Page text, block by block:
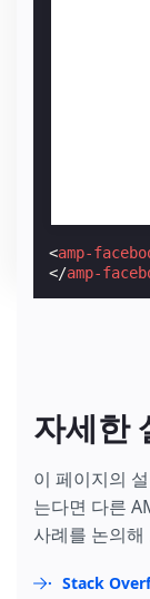
<amp-
</amp-
자세한
이 페이지의
는다면 다른
사례를 논의해
Stack